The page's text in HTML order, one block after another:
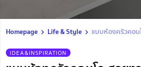
Homepage Life & Style แบบห้องครัวคอน
IDEA&INSPIRATION